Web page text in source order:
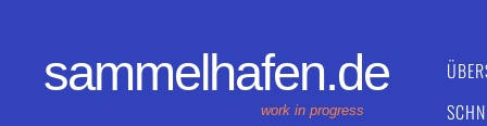
sammelhafen.de
work in progress